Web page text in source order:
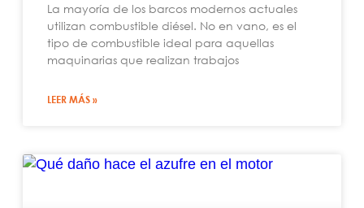
La mayoría de los barcos modernos actuales
utilizan combustible diésel. No en vano, es el
tipo de combustible ideal para aquellas
maquinarias que realizan trabajos
LEER MÁS »